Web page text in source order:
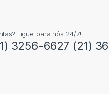
Ligue para nós 24/7!
3256-6627 (21)